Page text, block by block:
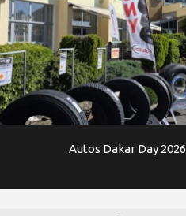
Autos Dakar Day 2026